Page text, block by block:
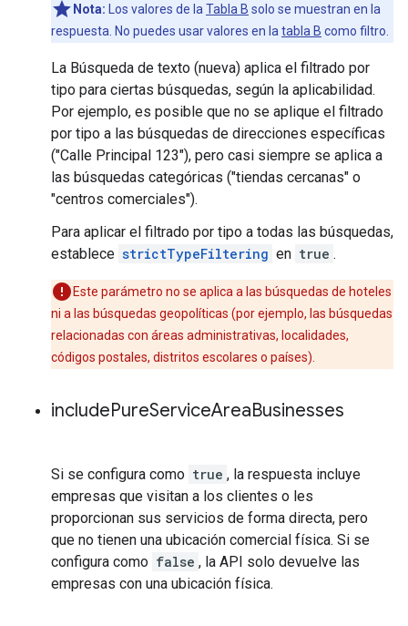
Nota: Los valores de la Tabla B solo se muestran en la
respuesta. No puedes usar valores en la tabla B como filtro.
La Búsqueda de texto (nueva) aplica el filtrado por
tipo para ciertas búsquedas, según la aplicabilidad.
Por ejemplo, es posible que no se aplique el filtrado
por tipo a las búsquedas de direcciones específicas
("Calle Principal 123"), pero casi siempre se aplica a
las búsquedas categóricas ("tiendas cercanas" o
"centros comerciales").
Para aplicar el filtrado por tipo a todas las búsquedas,
establece strictTypeFiltering en true .
Este parámetro no se aplica a las búsquedas de hoteles
ni a las búsquedas geopolíticas (por ejemplo, las búsquedas
relacionadas con áreas administrativas, localidades,
códigos postales, distritos escolares o países).
includePureServiceAreaBusinesses
Si se configura como true , la respuesta incluye
empresas que visitan a los clientes o les
proporcionan sus servicios de forma directa, pero
que no tienen una ubicación comercial física. Si se
configura como false , la API solo devuelve las
empresas con una ubicación física.